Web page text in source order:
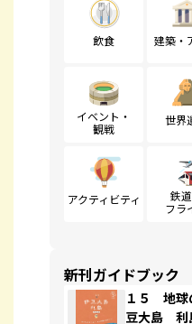
飲食 建築・
イベント・
観戦
世界
アクティビティ
鉄道
フラ
新刊ガイドブック
１５ 地
豆大島 利